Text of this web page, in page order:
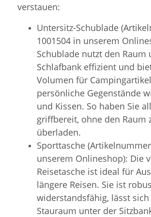
verstauen:
Untersitz-Schublade
1001504 in unserem
Schublade nutzt den Raum
Schlafbank effizient und
Volumen für
persönliche Gegenstände
und Kissen. So haben Sie
griffbereit, ohne den Raum
überladen.
Sporttasche
unserem Onlineshop): Die
Reisetasche ist ideal für
längere Reisen. Sie ist
widerstandsfähig, lässt
Stauraum unter der